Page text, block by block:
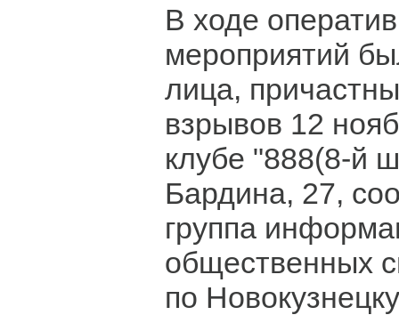
В ходе
мероприятий
лица,
взрывов 12
клубе "888(8-й
Бардина, 27,
группа
общественных
по